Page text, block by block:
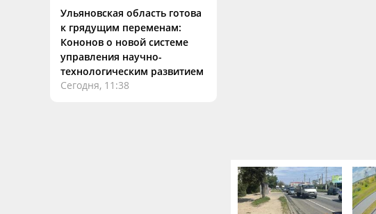
Ульяновская область готова
к грядущим переменам:
Кононов о новой системе
управления научно-
технологическим развитием
Сегодня, 11:38